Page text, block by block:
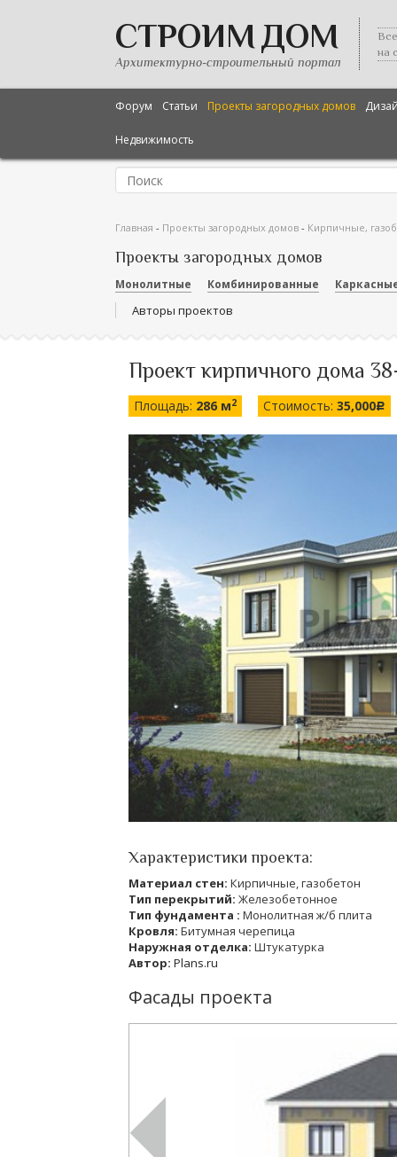
СТРОИМ ДОМ
Архитектурно-строительный портал
на
Форум Статьи Проекты загородных домов
Недвижимость
Главная - Проекты загородных домов - Кирпичные,
Проекты загородных домов
Монолитные Комбинированные
Авторы проектов
Проект кирпичного дома
Площадь: 286 м2 Стоимость: 35,000c
Характеристики проекта:
Материал стен: Кирпичные, газобетон
Тип перекрытий: Железобетонное
Тип фундамента : Монолитная ж/б плита
Кровля: Битумная черепица
Наружная отделка: Штукатурка
Автор: Plans.ru
Фасады проекта